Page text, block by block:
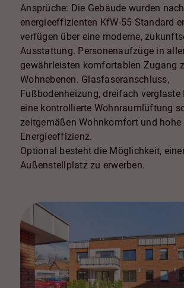
Ansprüche: Die Gebäude wurden
energieeffizienten KfW-55-Standard
verfügen über eine moderne,
Ausstattung. Personenaufzüge in
gewährleisten komfortablen Zugang
Wohnebenen. Glasfaseranschluss,
Fußbodenheizung, dreifach verglaste
eine kontrollierte Wohnraumlüftung
zeitgemäßen Wohnkomfort und hohe
Energieeffizienz.
Optional besteht die Möglichkeit,
Außenstellplatz zu erwerben.